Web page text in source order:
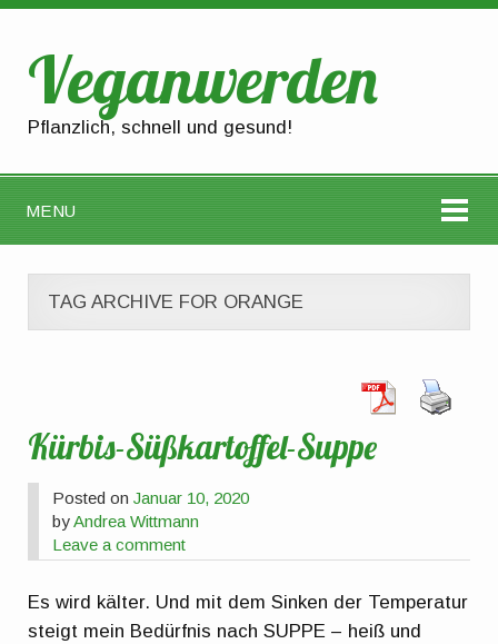
Veganwerden
Pflanzlich, schnell und gesund!
MENU
TAG ARCHIVE FOR ORANGE
Kürbis-Süßkartoffel-Suppe
Posted onJanuar 10, 2020
byAndrea Wittmann
Leave a comment
Es wird kälter. Und mit dem Sinken der Temperatur
steigt mein Bedürfnis nach SUPPE – heiß und